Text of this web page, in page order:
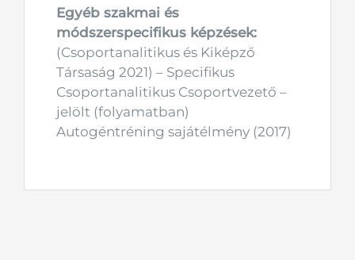
Egyéb szakmai és
módszerspecifikus képzések:
(Csoportanalitikus és Kiképző
Társaság 2021) – Specifikus
Csoportanalitikus Csoportvezető –
jelölt (folyamatban)
Autogéntréning sajátélmény (2017)